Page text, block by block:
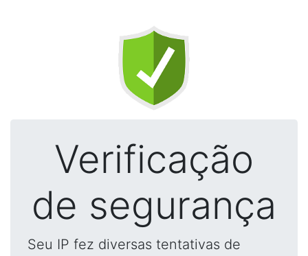
Verificação
de segurança
Seu IP fez diversas tentativas de